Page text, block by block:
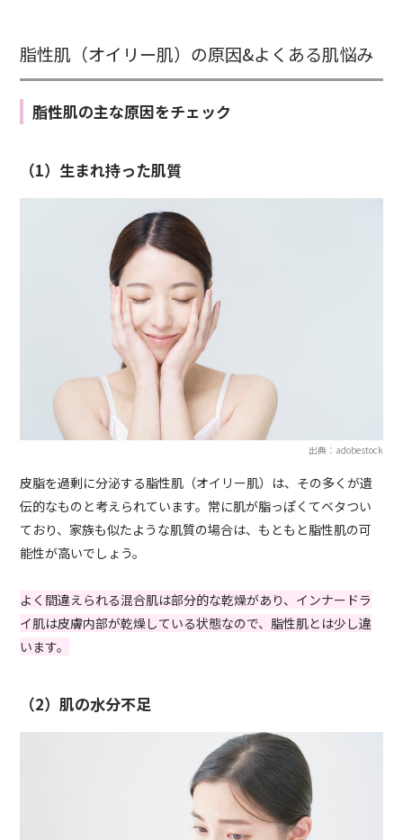
脂性肌（オイリー肌）の原因&よくある肌悩み
脂性肌の主な原因をチェック
（1）生まれ持った肌質
出典：adobestock
皮脂を過剰に分泌する脂性肌（オイリー肌）は、その多くが遺
伝的なものと考えられています。常に肌が脂っぽくてベタつい
ており、家族も似たような肌質の場合は、もともと脂性肌の可
能性が高いでしょう。
よく間違えられる混合肌は部分的な乾燥があり、インナードラ
イ肌は皮膚内部が乾燥している状態なので、脂性肌とは少し違
います。
（2）肌の水分不足